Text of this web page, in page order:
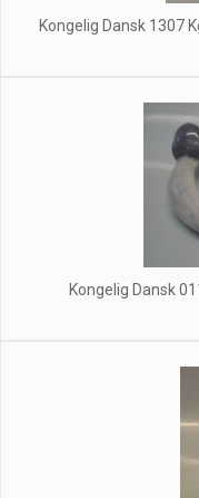
Kongelig Dansk 1307
Kongelig Dansk